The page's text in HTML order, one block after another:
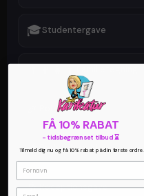
🎓Studentergave
👨‍👩‍👧‍👦
Polterabend
👴Bedsteforældre
🥂Receptionsgave
FÅ 10% RABAT
- tidsbegrænset tilbud ⌛
Tilmeld dig nu og få 10% rabat på din første ordre.